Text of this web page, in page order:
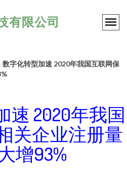
有限公司
数字化转型加速 2020年我国互联网保
速 2020年我国
关企业注册量
增93%